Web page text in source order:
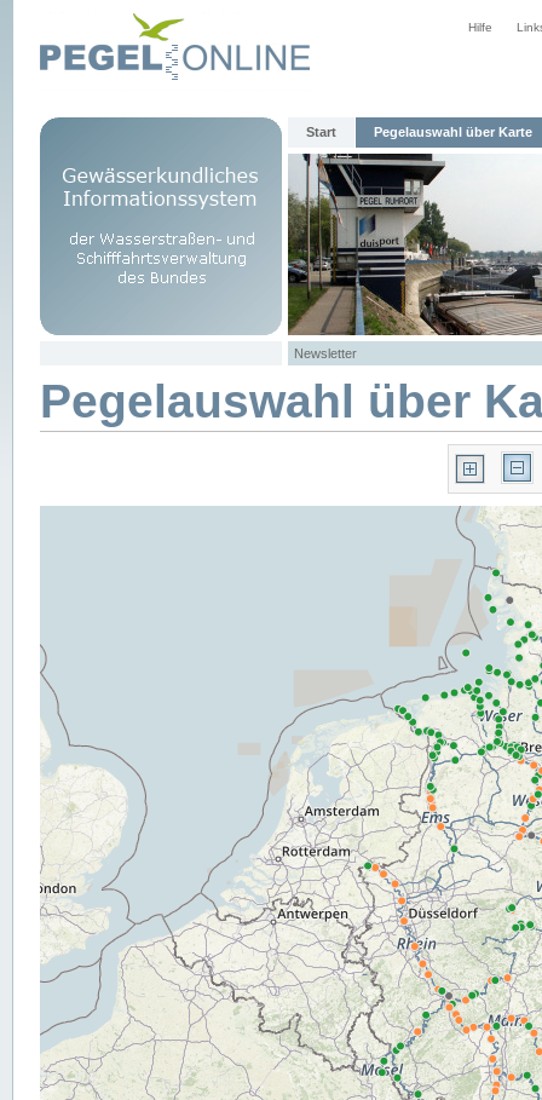
Hilfe
Start Pegelauswahl über Karte
Newsletter
Pegelauswahl über